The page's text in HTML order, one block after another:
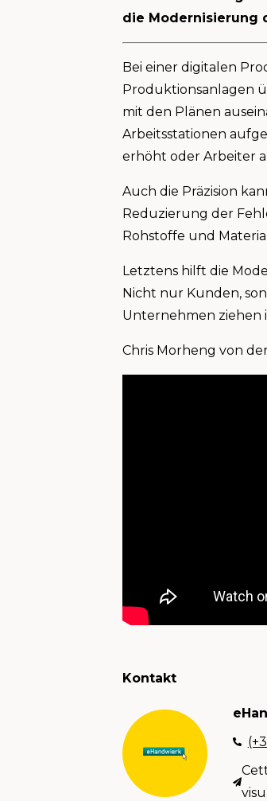
die Modernisierung
Bei einer digitalen
Produktionsanlagen
mit den Plänen
Arbeitsstationen
erhöht oder Arbeiter
Auch die Präzision
Reduzierung der
Rohstoffe und
Letztens hilft die
Nicht nur Kunden,
Unternehmen ziehen
Chris Morheng von
Kontakt